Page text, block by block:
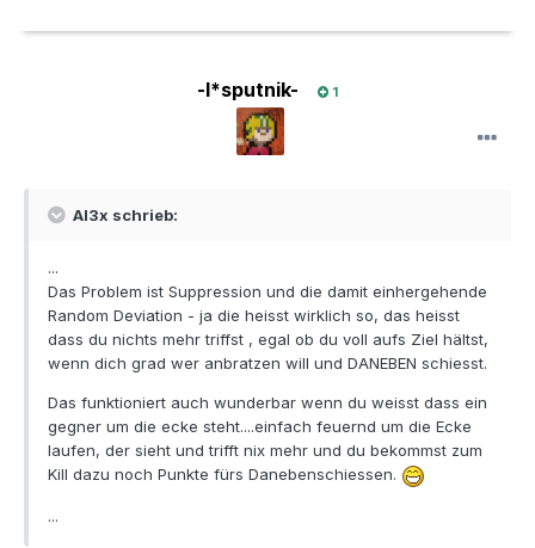
-l*sputnik- 1
Al3x schrieb:
...
Das Problem ist Suppression und die damit einhergehende
Random Deviation - ja die heisst wirklich so, das heisst
dass du nichts mehr triffst , egal ob du voll aufs Ziel hältst,
wenn dich grad wer anbratzen will und DANEBEN schiesst.
Das funktioniert auch wunderbar wenn du weisst dass ein
gegner um die ecke steht....einfach feuernd um die Ecke
laufen, der sieht und trifft nix mehr und du bekommst zum
Kill dazu noch Punkte fürs Danebenschiessen.
...